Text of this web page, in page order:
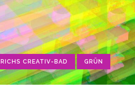
CREATIV-BAD GRÜN